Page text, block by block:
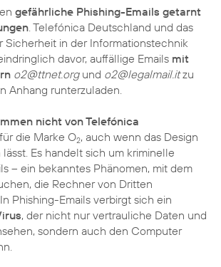
gefährliche Phishing-Emails getarnt
. Telefónica Deutschland und das
Sicherheit in der Informationstechnik
davor, auffällige Emails mit
o2@ttnet.orgund o2@legalmail.itzu
Anhang runterzuladen.
nicht von Telefónica
für die Marke O2, auch wenn das Design
Es handelt sich um kriminelle
– ein bekanntes Phänomen, mit dem
die Rechner von Dritten
Phishing-Emails verbirgt sich ein
, der nicht nur vertrauliche Daten und
sondern auch den Computer